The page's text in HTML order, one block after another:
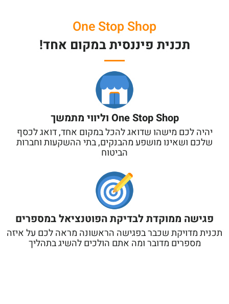
One Stop Shop
תכנית פיננסית במקום אחד!
One Stop Shop וליווי מתמשך
יהיה לכם מישהו שדואג להכל במקום אחד, דואג לכסף
שלכם ושאינו מושפע מהבנקים, בתי ההשקעות וחברות
הביטוח
פגישה ממוקדת לבדיקת הפוטנציאל במספרים
תכנית מדויקת שכבר בפגישה הראשונה מראה לכם על איזה
מספרים מדובר ומה אתם הולכים להשיג בתהליך